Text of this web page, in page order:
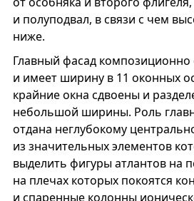
и полуподвал, в связи с чем
ниже.
Главный фасад
и имеет ширину в 11 оконных
крайние окна сдвоены и
небольшой ширины. Роль
отдана неглубокому
из значительных элементов
выделить фигуры атлантов на
на плечах которых покоятся
и спаренные колонны